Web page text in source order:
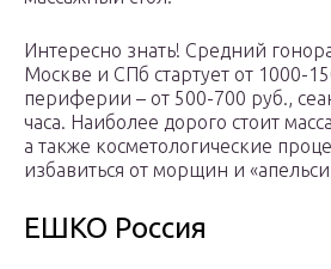
Интересно знать! Средний
Москве и СПб стартует от 1000-
периферии – от 500-700 руб.,
часа. Наиболее дорого стоит
а также косметологические
избавиться от морщин и
ЕШКО Россия